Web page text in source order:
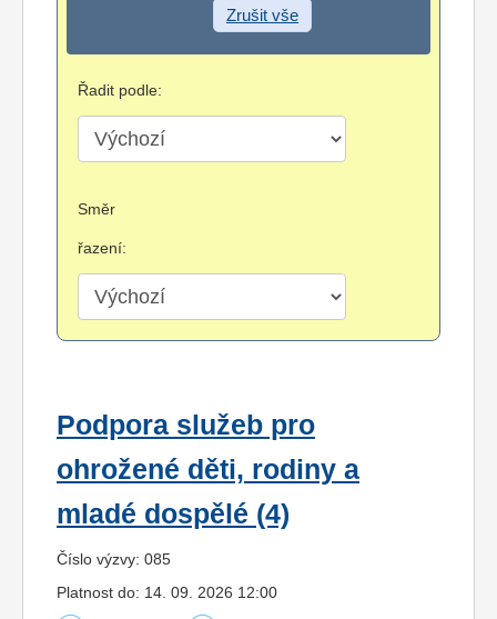
Zrušit vše
Řadit podle:
Směr
řazení:
Podpora služeb pro
ohrožené děti, rodiny a
mladé dospělé (4)
Číslo výzvy: 085
Platnost do: 14. 09. 2026 12:00